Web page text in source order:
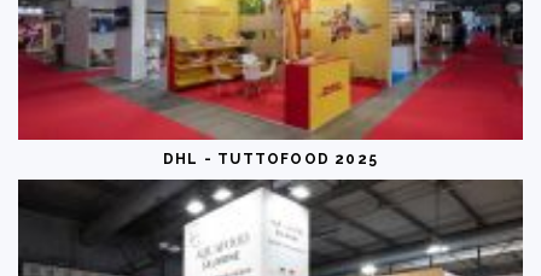
DHL - TUTTOFOOD 2025